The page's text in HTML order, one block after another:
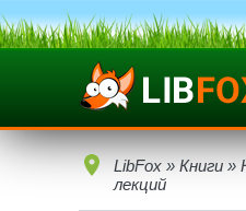
LibFox » Книги »
лекций